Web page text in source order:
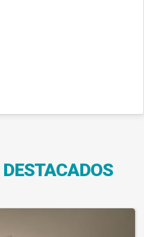
DESTACADOS